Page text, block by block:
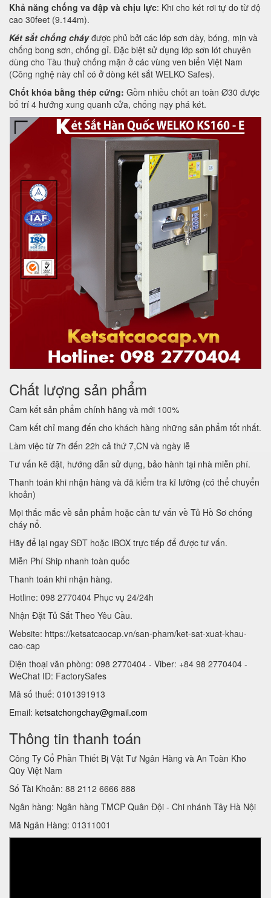
Khả năng chống va đập và chịu lực: Khi cho két rơi tự do từ độ
cao 30feet (9.144m).
Két sắt chống cháyđược phủ bởi các lớp sơn dày, bóng, mịn và
chống bong sơn, chống gỉ. Đặc biệt sử dụng lớp sơn lót chuyên
dùng cho Tàu thuỷ chống mặn ở các vùng ven biển Việt Nam
(Công nghệ này chỉ có ở dòng két sắt WELKO Safes).
Chốt khóa bằng thép cứng: Gồm nhiều chốt an toàn Ø30 được
bố trí 4 hướng xung quanh cửa, chống nạy phá két.
Chất lượng sản phẩm
Cam kết sản phẩm chính hãng và mới 100%
Cam kết chỉ mang đến cho khách hàng những sản phẩm tốt nhất.
Làm việc từ 7h đến 22h cả thứ 7,CN và ngày lễ
Tư vấn kê đặt, hướng dẫn sử dụng, bảo hành tại nhà miễn phí.
Thanh toán khi nhận hàng và đã kiểm tra kĩ lưỡng (có thể chuyển
khoản)
Mọi thắc mắc về sản phẩm hoặc cần tư vấn về Tủ Hồ Sơ chống
cháy nổ.
Hãy để lại ngay SĐT hoặc IBOX trực tiếp để được tư vấn.
Miễn Phí Ship nhanh toàn quốc
Thanh toán khi nhận hàng.
Hotline: 098 2770404 Phục vụ 24/24h
Nhận Đặt Tủ Sắt Theo Yêu Cầu.
Website: https://ketsatcaocap.vn/san-pham/ket-sat-xuat-khau-
cao-cap
Điện thoại văn phòng: 098 2770404 - Viber: +84 98 2770404 -
WeChat ID: FactorySafes
Mã số thuế: 0101391913
Email: ketsatchongchay@gmail.com
Thông tin thanh toán
Công Ty Cổ Phần Thiết Bị Vật Tư Ngân Hàng và An Toàn Kho
Qũy Việt Nam
Số Tài Khoản: 88 2112 6666 888
Ngân hàng: Ngân hàng TMCP Quân Đội - Chi nhánh Tây Hà Nội
Mã Ngân Hàng: 01311001